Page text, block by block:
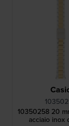
10350258 20
acciaio inox